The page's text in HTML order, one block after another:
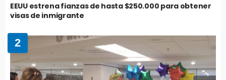
EEUU estrena fianzas de hasta $250.000 para obtener
visas de inmigrante
2